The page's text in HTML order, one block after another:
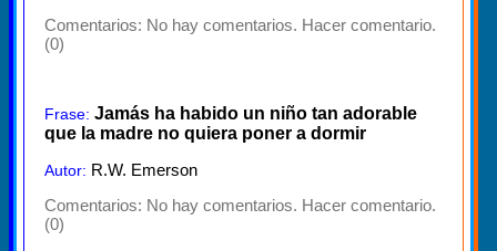
Comentarios: No hay comentarios. Hacer comentario.
(0)
Frase: Jamás ha habido un niño tan adorable
que la madre no quiera poner a dormir
Autor: R.W. Emerson
Comentarios: No hay comentarios. Hacer comentario.
(0)